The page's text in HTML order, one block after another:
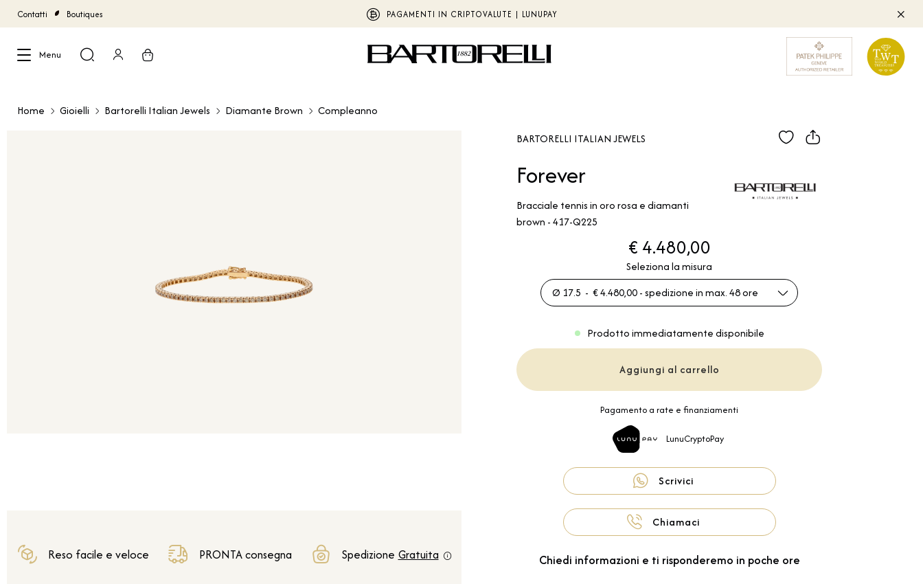
Contatti Boutiques PAGAMENTI IN CRIPTOVALUTE | LUNUPAY
Menu
Home Gioielli Bartorelli Italian Jewels Diamante Brown Compleanno
Reso facile e veloce PRONTA consegna Spedizione Gratuita
BARTORELLI ITALIAN JEWELS
Forever
Bracciale tennis in oro rosa e diamanti
brown - 417-Q225
€ 4.480,00
Seleziona la misura
Ø 17.5 - € 4.480,00 - spedizione in max. 48 ore
Prodotto immediatamente disponibile
Aggiungi al carrello
Pagamento a rate e finanziamenti
LunuCryptoPay
Scrivici
Chiamaci
Chiedi informazioni e ti risponderemo in poche ore